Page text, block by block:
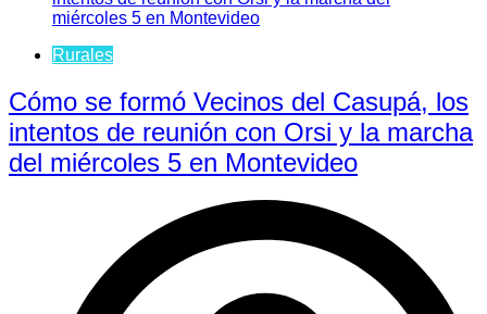
Rurales
Cómo se formó Vecinos del Casupá, los
intentos de reunión con Orsi y la marcha
del miércoles 5 en Montevideo